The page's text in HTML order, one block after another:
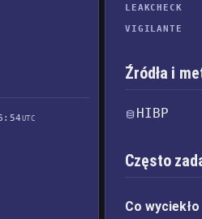
UTC
LEAKCHECK
VIGILANTE
Źródła i
HIBP
Często
Co